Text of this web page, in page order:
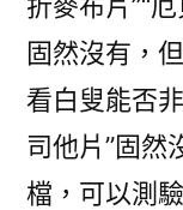
固然沒有，
看白叟能否
司他片”固然
檔，可以測